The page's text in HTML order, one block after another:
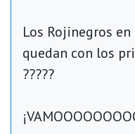
Los Rojinegros
quedan con los
?????